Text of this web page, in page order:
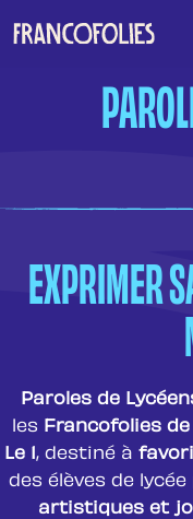
EXPRIMER
Paroles de
les Francofolies de
Le 1 , destiné à
des élèves de lycée
artistiques et